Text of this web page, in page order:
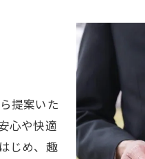
提案いた
心や快適
じめ、趣